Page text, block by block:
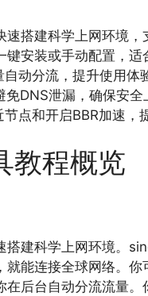
搭建科学上网环境，
安装或手动配置，适
动分流，提升使用体
DNS泄漏，确保安全
点和开启BBR加速，
教程概览
建科学上网环境。
能连接全球网络。你
后台自动分流流量